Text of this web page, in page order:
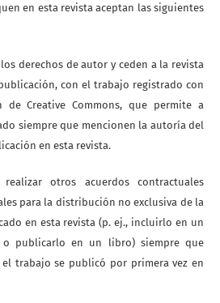
en esta revista aceptan las siguientes
derechos de autor y ceden a la revista
con el trabajo registrado con
Creative Commons, que permite a
siempre que mencionen la autoría del
en esta revista.
otros acuerdos contractuales
para la distribución no exclusiva de la
en esta revista (p. ej., incluirlo en un
publicarlo en un libro) siempre que
trabajo se publicó por primera vez en